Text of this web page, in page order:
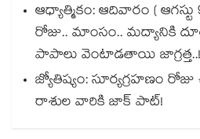
ఆధ్యాత్మికం: ఆదివారం (
రోజు.. మాంసం.. మద్యానికి
పాపాలు వెంటాడతాయి జాగ్రత్త..!
జ్యోతిష్యం: సూర్యగ్రహణం
రాశుల వారికి జాక్ పాట్!